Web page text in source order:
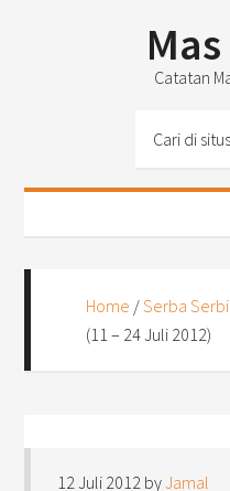
Catatan
Home /Serba Serbi
(11 – 24 Juli 2012)
12 Juli 2012 byJamal